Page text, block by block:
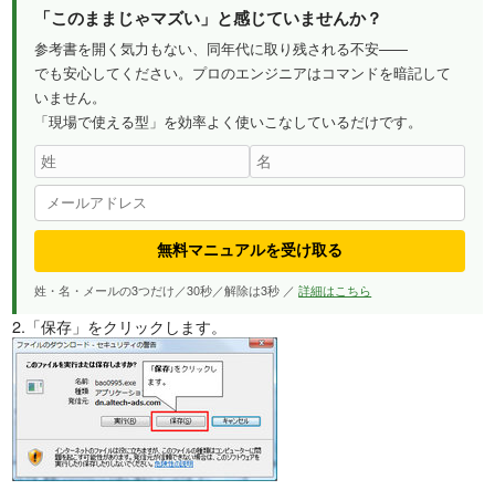
「このままじゃマズい」と感じていませんか？
参考書を開く気力もない、同年代に取り残される不安——
でも安心してください。プロのエンジニアはコマンドを暗記して
いません。
「現場で使える型」を効率よく使いこなしているだけです。
無料マニュアルを受け取る
姓・名・メールの3つだけ／30秒／解除は3秒 ／詳細はこちら
2.「保存」をクリックします。